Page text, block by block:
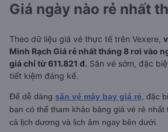
Giá ngày nào rẻ nhất
Theo dữ liệu giá vé thực tế trên Vexere,
Minh Rạch Giá rẻ nhất tháng 8 rơi vào
giá chỉ từ 611.821 đ. Săn vé sớm, đặc
tiết kiệm đáng kể.
Để dễ dàng săn vé máy bay giá rẻ , đặc
bạn có thể tham khảo bảng giá vé rẻ
cả lịch dương và lịch âm ngay bên dưới.